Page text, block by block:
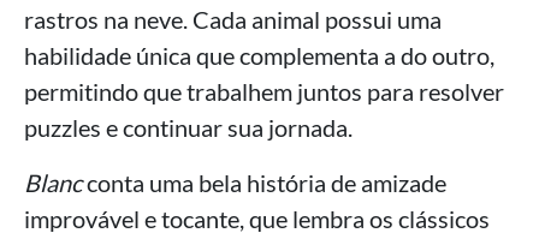
rastros na neve. Cada animal possui uma
habilidade única que complementa a do outro,
permitindo que trabalhem juntos para resolver
puzzles e continuar sua jornada.
Blancconta uma bela história de amizade
improvável e tocante, que lembra os clássicos